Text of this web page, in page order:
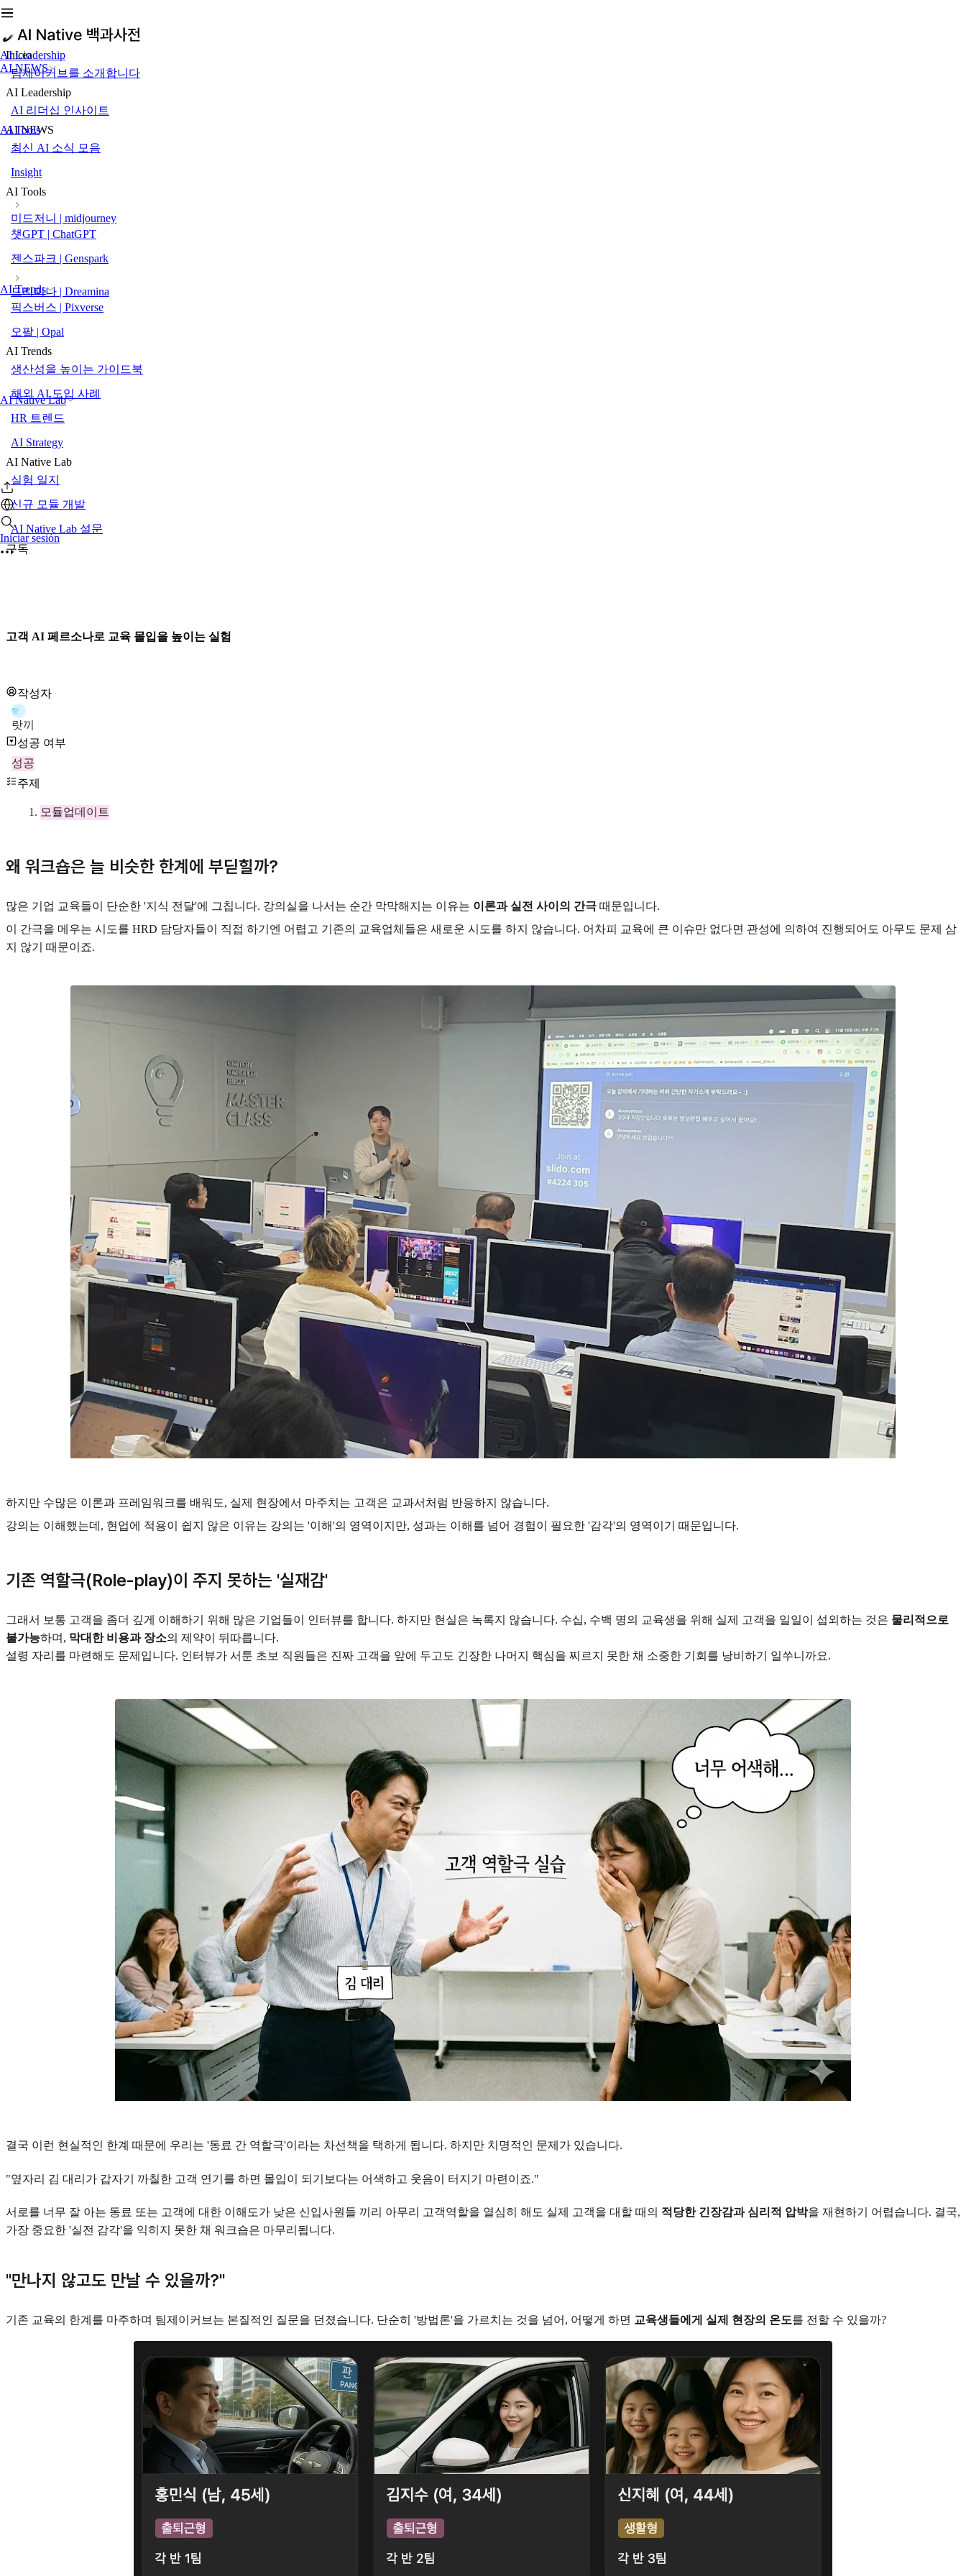
AI Leadership
AI NEWS
AI Tools
AI Trends
AI Native Lab
Iniciar sesión
Inicio
팀제이커브를 소개합니다
AI Leadership
AI 리더십 인사이트
AI NEWS
최신 AI 소식 모음
Insight
AI Tools
미드저니 | midjourney
챗GPT | ChatGPT
젠스파크 | Genspark
드리미나 | Dreamina
픽스버스 | Pixverse
오팔 | Opal
AI Trends
생산성을 높이는 가이드북
해외 AI 도입 사례
HR 트렌드
AI Strategy
AI Native Lab
실험 일지
신규 모듈 개발
AI Native Lab 설문
구독
고객 AI 페르소나로 교육 몰입을 높이는 실험
작성자
랏
랏끼
성공 여부
성공
주제
모듈업데이트
왜 워크숍은 늘 비슷한 한계에 부딛힐까?
많은 기업 교육들이 단순한 '지식 전달'에 그칩니다. 강의실을 나서는 순간 막막해지는 이유는 이론과 실전 사이의 간극 때문입니다.
이 간극을 메우는 시도를 HRD 담당자들이 직접 하기엔 어렵고 기존의 교육업체들은 새로운 시도를 하지 않습니다. 어차피 교육에 큰 이슈만 없다면 관성에 의하여 진행되어도 아무도 문제 삼
지 않기 때문이죠.
하지만 수많은 이론과 프레임워크를 배워도, 실제 현장에서 마주치는 고객은 교과서처럼 반응하지 않습니다.
강의는 이해했는데, 현업에 적용이 쉽지 않은 이유는 강의는 '이해'의 영역이지만, 성과는 이해를 넘어 경험이 필요한 '감각'의 영역이기 때문입니다.
기존 역할극(Role-play)이 주지 못하는 '실재감'
그래서 보통 고객을 좀더 깊게 이해하기 위해 많은 기업들이 인터뷰를 합니다. 하지만 현실은 녹록지 않습니다. 수십, 수백 명의 교육생을 위해 실제 고객을 일일이 섭외하는 것은 물리적으로
불가능하며, 막대한 비용과 장소의 제약이 뒤따릅니다.
설령 자리를 마련해도 문제입니다. 인터뷰가 서툰 초보 직원들은 진짜 고객을 앞에 두고도 긴장한 나머지 핵심을 찌르지 못한 채 소중한 기회를 낭비하기 일쑤니까요.
결국 이런 현실적인 한계 때문에 우리는 '동료 간 역할극'이라는 차선책을 택하게 됩니다. 하지만 치명적인 문제가 있습니다.
"옆자리 김 대리가 갑자기 까칠한 고객 연기를 하면 몰입이 되기보다는 어색하고 웃음이 터지기 마련이죠."
서로를 너무 잘 아는 동료 또는 고객에 대한 이해도가 낮은 신입사원들 끼리 아무리 고객역할을 열심히 해도 실제 고객을 대할 때의 적당한 긴장감과 심리적 압박을 재현하기 어렵습니다. 결국,
가장 중요한 '실전 감각'을 익히지 못한 채 워크숍은 마무리됩니다.
"만나지 않고도 만날 수 있을까?"
기존 교육의 한계를 마주하며 팀제이커브는 본질적인 질문을 던졌습니다. 단순히 '방법론'을 가르치는 것을 넘어, 어떻게 하면 교육생들에게 실제 현장의 온도를 전할 수 있을까?